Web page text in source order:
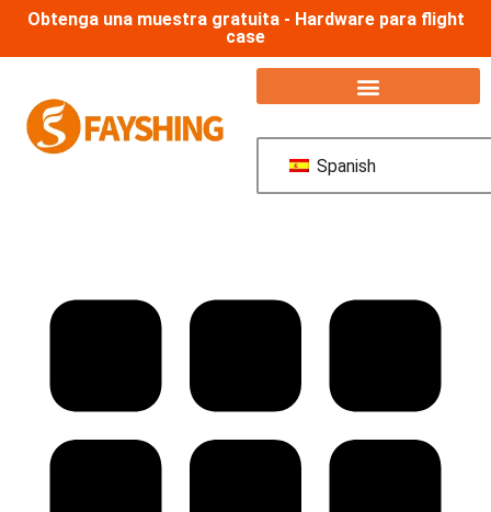
Obtenga una muestra gratuita - Hardware para flight
case
Spanish